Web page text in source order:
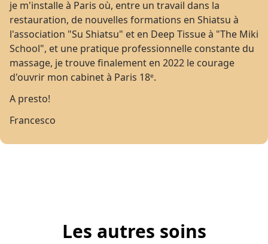
je m'installe à Paris où, entre un travail dans la
restauration, de nouvelles formations en Shiatsu à
l'association "Su Shiatsu" et en Deep Tissue à "The Miki
School", et une pratique professionnelle constante du
massage, je trouve finalement en 2022 le courage
d'ouvrir mon cabinet à Paris 18ᵉ.
A presto!
Francesco
Les autres soins